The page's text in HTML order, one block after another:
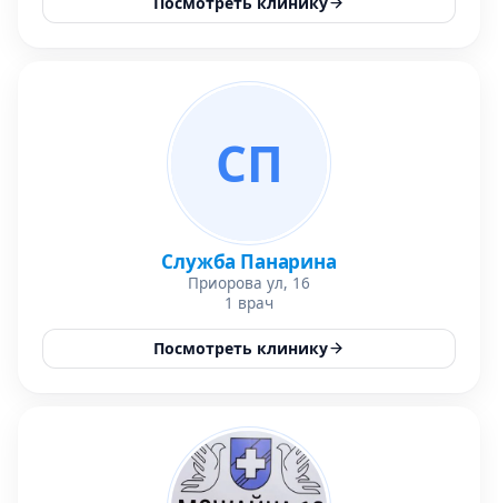
СП
Служба Панарина
Приорова ул, 16
1 врач
Посмотреть клинику